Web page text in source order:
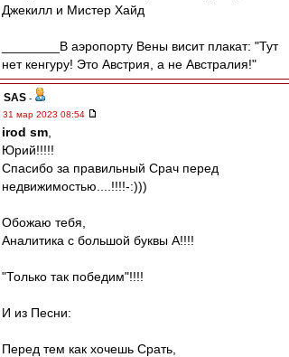
Джекилл и Мистер Хайд
________В аэропорту Вены висит плакат: "Тут
нет кенгуру! Это Австрия, а не Австралия!"
SAS -
31 мар 2023 08:54
irod sm
Юрий!!!!!
Спасибо за правильный Срач перед
недвижимостью....!!!!-:)))
Обожаю тебя,
Аналитика с большой буквы А!!!!
"Только так победим"!!!!
И из Песни:
Перед тем как хочешь Срать,